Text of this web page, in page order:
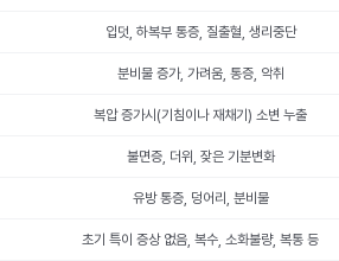
입덧, 하복부 통증, 질출혈, 생리중단
분비물 증가, 가려움, 통증, 악취
복압 증가시(기침이나 재채기) 소변 누출
불면증, 더위, 잦은 기분변화
유방 통증, 덩어리, 분비물
초기 특이 증상 없음, 복수, 소화불량, 복통 등